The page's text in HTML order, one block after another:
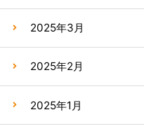
2025年3月
2025年2月
2025年1月